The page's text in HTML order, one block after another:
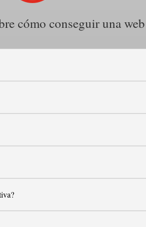
cómo conseguir una